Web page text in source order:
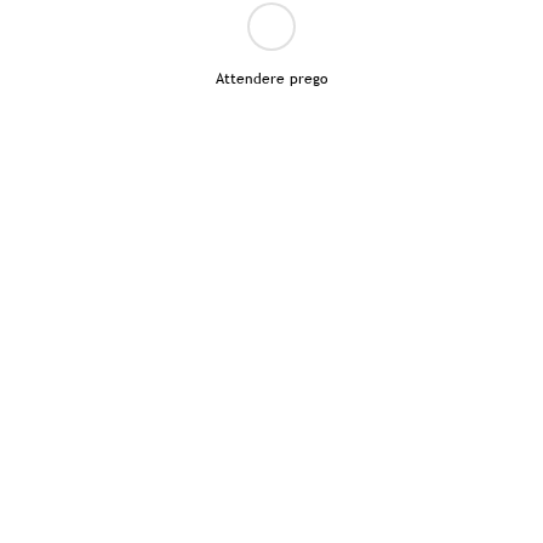
Attendere prego